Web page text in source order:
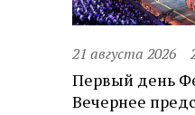
21 августа 2026
Первый день
Вечернее